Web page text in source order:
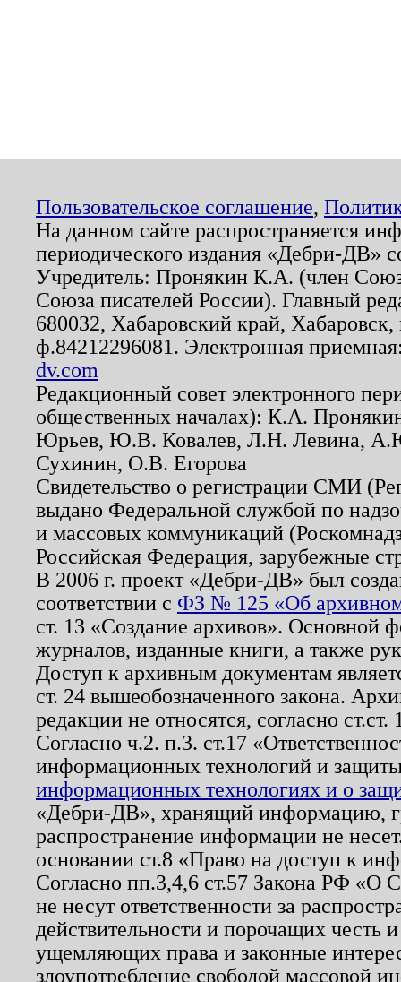
Пользовательское соглашение,
На данном сайте распространяется
периодического издания «Дебри-ДВ»
Учредитель: Пронякин К.А. (член
Союза писателей России). Главный
680032, Хабаровский край,
ф.84212296081. Электронная
dv.com
Редакционный совет электронного
общественных началах): К.А.
Юрьев, Ю.В. Ковалев, Л.Н. Левина,
Сухинин, О.В. Егорова
Свидетельство о регистрации СМИ
выдано Федеральной службой по
и массовых коммуникаций
Российская Федерация, зарубежные
В 2006 г. проект «Дебри-ДВ» был
соответствии с ФЗ № 125 «Об
ст. 13 «Создание архивов». Основной
журналов, изданные книги, а также
Доступ к архивным документам
ст. 24 вышеобозначенного закона.
редакции не относятся, согласно
Согласно ч.2. п.3. ст.17
информационных технологий и
информационных технологиях и о
«Дебри-ДВ», хранящий информацию,
распространение информации не
основании ст.8 «Право на доступ к
Согласно пп.3,4,6 ст.57 Закона РФ «О
не несут ответственности за
действительности и порочащих честь
ущемляющих права и законные
злоупотребление свободой массовой